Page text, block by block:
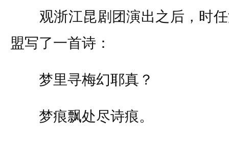
观浙江昆剧团演出之后，时任
盟写了一首诗：
梦里寻梅幻耶真？
梦痕飘处尽诗痕。